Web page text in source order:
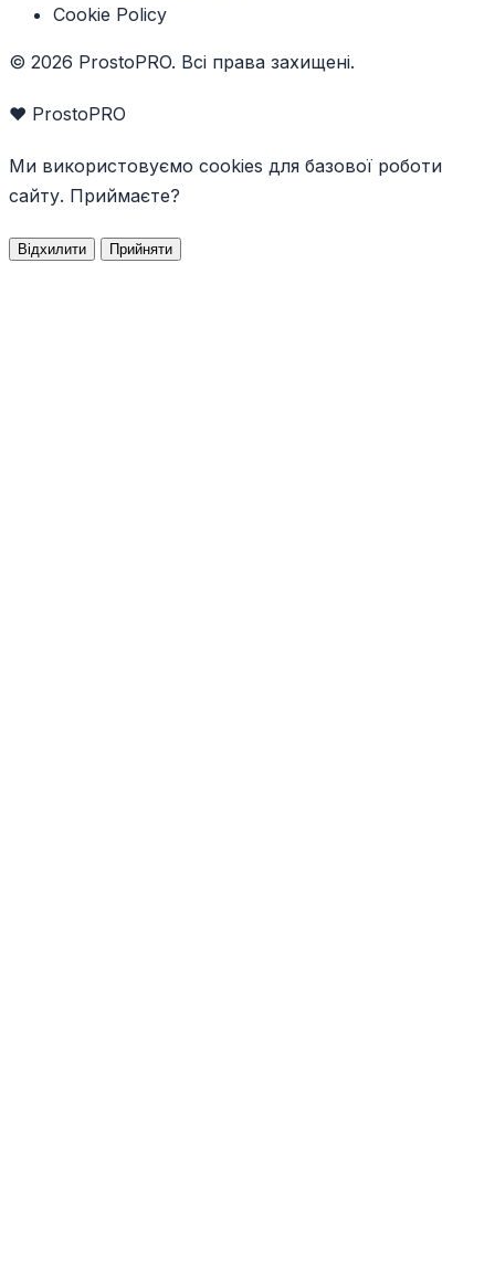
Cookie Policy
© 2026 ProstoPRO. Всі права захищені.
❤️ ProstoPRO
Ми використовуємо cookies для базової роботи
сайту. Приймаєте?
Відхилити Прийняти